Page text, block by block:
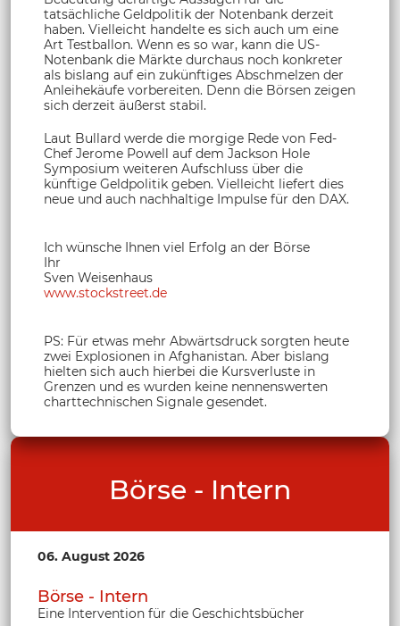
tatsächliche Geldpolitik der Notenbank derzeit
haben. Vielleicht handelte es sich auch um eine
Art Testballon. Wenn es so war, kann die US-
Notenbank die Märkte durchaus noch konkreter
als bislang auf ein zukünftiges Abschmelzen der
Anleihekäufe vorbereiten. Denn die Börsen zeigen
sich derzeit äußerst stabil.
Laut Bullard werde die morgige Rede von Fed-
Chef Jerome Powell auf dem Jackson Hole
Symposium weiteren Aufschluss über die
künftige Geldpolitik geben. Vielleicht liefert dies
neue und auch nachhaltige Impulse für den DAX.
Ich wünsche Ihnen viel Erfolg an der Börse
Ihr
Sven Weisenhaus
www.stockstreet.de
PS: Für etwas mehr Abwärtsdruck sorgten heute
zwei Explosionen in Afghanistan. Aber bislang
hielten sich auch hierbei die Kursverluste in
Grenzen und es wurden keine nennenswerten
charttechnischen Signale gesendet.
Börse - Intern
06. August 2026
Börse - Intern
Eine Intervention für die Geschichtsbücher